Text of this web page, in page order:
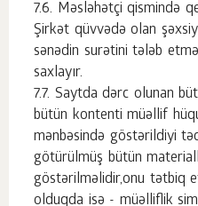
Məsləhətçi qismində
Şirkət qüvvədə olan
sənədin surətini tələb
saxlayır.
Saytda dərc olunan
bütün kontenti müəllif
mənbəsində göstərildiyi
götürülmüş bütün
göstərilməlidir,onu tətbiq
olduqda isə - müəlliflik